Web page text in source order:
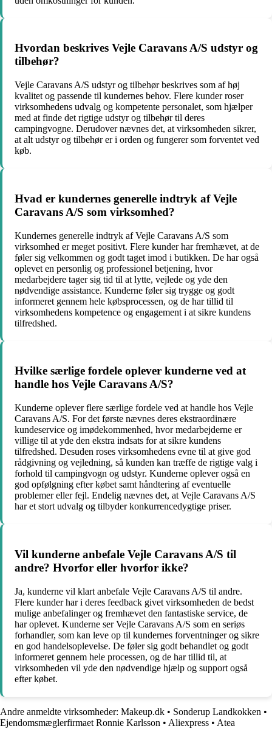
Hvordan beskrives Vejle Caravans A/S udstyr og
tilbehør?
Vejle Caravans A/S udstyr og tilbehør beskrives som af høj
kvalitet og passende til kundernes behov. Flere kunder roser
virksomhedens udvalg og kompetente personalet, som hjælper
med at finde det rigtige udstyr og tilbehør til deres
campingvogne. Derudover nævnes det, at virksomheden sikrer,
at alt udstyr og tilbehør er i orden og fungerer som forventet ved
køb.
Hvad er kundernes generelle indtryk af Vejle
Caravans A/S som virksomhed?
Kundernes generelle indtryk af Vejle Caravans A/S som
virksomhed er meget positivt. Flere kunder har fremhævet, at de
føler sig velkommen og godt taget imod i butikken. De har også
oplevet en personlig og professionel betjening, hvor
medarbejdere tager sig tid til at lytte, vejlede og yde den
nødvendige assistance. Kunderne føler sig trygge og godt
informeret gennem hele købsprocessen, og de har tillid til
virksomhedens kompetence og engagement i at sikre kundens
tilfredshed.
Hvilke særlige fordele oplever kunderne ved at
handle hos Vejle Caravans A/S?
Kunderne oplever flere særlige fordele ved at handle hos Vejle
Caravans A/S. For det første nævnes deres ekstraordinære
kundeservice og imødekommenhed, hvor medarbejderne er
villige til at yde den ekstra indsats for at sikre kundens
tilfredshed. Desuden roses virksomhedens evne til at give god
rådgivning og vejledning, så kunden kan træffe de rigtige valg i
forhold til campingvogn og udstyr. Kunderne oplever også en
god opfølgning efter købet samt håndtering af eventuelle
problemer eller fejl. Endelig nævnes det, at Vejle Caravans A/S
har et stort udvalg og tilbyder konkurrencedygtige priser.
Vil kunderne anbefale Vejle Caravans A/S til
andre? Hvorfor eller hvorfor ikke?
Ja, kunderne vil klart anbefale Vejle Caravans A/S til andre.
Flere kunder har i deres feedback givet virksomheden de bedst
mulige anbefalinger og fremhævet den fantastiske service, de
har oplevet. Kunderne ser Vejle Caravans A/S som en seriøs
forhandler, som kan leve op til kundernes forventninger og sikre
en god handelsoplevelse. De føler sig godt behandlet og godt
informeret gennem hele processen, og de har tillid til, at
virksomheden vil yde den nødvendige hjælp og support også
efter købet.
Andre anmeldte virksomheder: Makeup.dk • Sonderup Landkokken •
Ejendomsmæglerfirmaet Ronnie Karlsson • Aliexpress • Atea